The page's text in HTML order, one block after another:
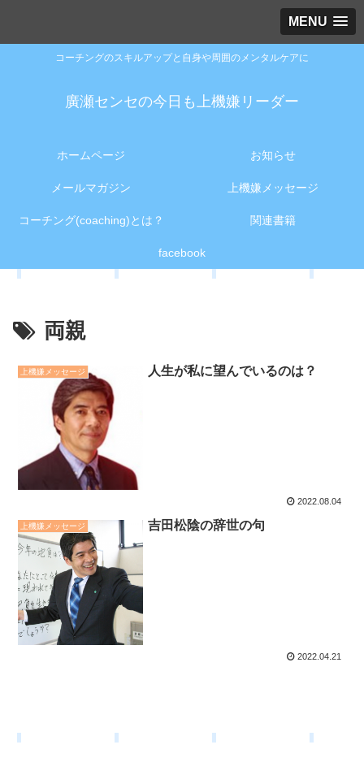
MENU
コーチングのスキルアップと自身や周囲のメンタルケアに
廣瀬センセの今日も上機嫌リーダー
ホームページ お知らせ
メールマガジン 上機嫌メッセージ
コーチング(coaching)とは？ 関連書籍
facebook
両親
上機嫌メッセージ 人生が私に望んでいるのは？
2022.08.04
上機嫌メッセージ 吉田松陰の辞世の句
2022.04.21